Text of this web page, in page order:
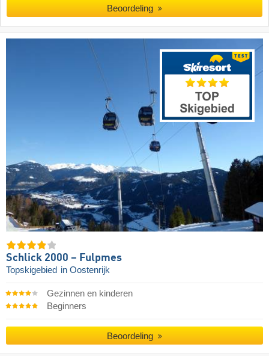
Beoordeling
Schlick 2000 – Fulpmes
Topskigebied in Oostenrijk
Gezinnen en kinderen
Beginners
Beoordeling